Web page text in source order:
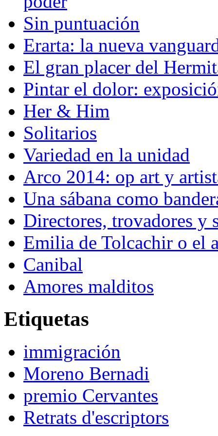
Sin puntuación
Erarta: la nueva
El gran placer del
Pintar el dolor:
Her & Him
Solitarios
Variedad en la unidad
Arco 2014: op art y
Una sábana como
Directores, trovadores y
Emilia de Tolcachir o el
Canibal
Amores malditos
Etiquetas
immigración
Moreno Bernadi
premio Cervantes
Retrats d'escriptors